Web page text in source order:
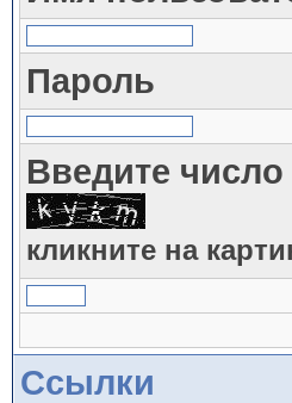
Пароль
Введите число
кликните на
Ссылки